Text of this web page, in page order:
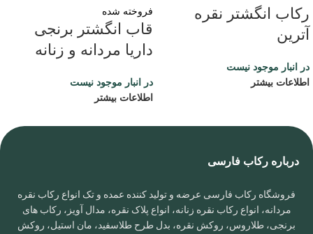
رکاب انگشتر نقره
آترین
در انبار موجود نیست
اطلاعات بیشتر
فروخته شده
قاب انگشتر برنجی
داریا مردانه و زنانه
در انبار موجود نیست
اطلاعات بیشتر
درباره رکاب فارسی
فروشگاه رکاب فارسی عرضه و تولید کننده عمده و تک انواع رکاب نقره
مردانه، انواع رکاب نقره زنانه، انواع پلاک نقره، مدال آویز، رکاب های
برنجی، طلاروس، روکش نقره، بدل طرح طلاسفید، مان استیل، روکش